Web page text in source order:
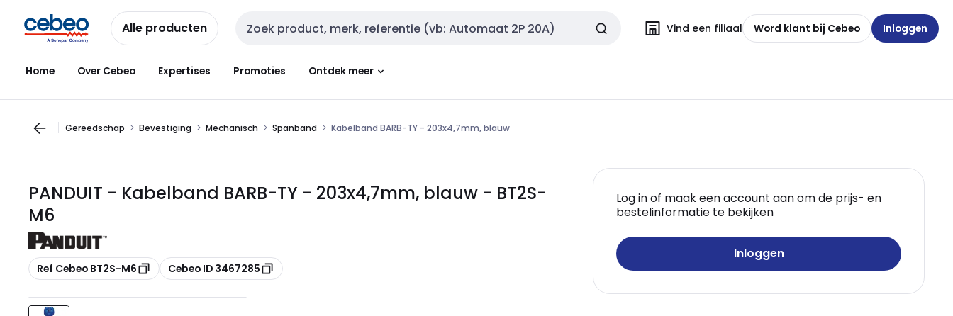
naar
navigatie
naar
inhoud
Alle producten Zoekveld invoer Vind een filiaal Word klant bij Cebeo Inloggen
Home Over Cebeo Expertises Promoties Ontdek meer
Gereedschap Bevestiging Mechanisch Spanband Kabelband BARB-TY - 203x4,7mm, blauw
PANDUIT - Kabelband BARB-TY - 203x4,7mm, blauw - BT2S-
M6
Kopiëren
Ref Cebeo BT2S-M6 Kopiëren
Cebeo ID 3467285
Log in of maak een account aan om de prijs- en
bestelinformatie te bekijken
Inloggen